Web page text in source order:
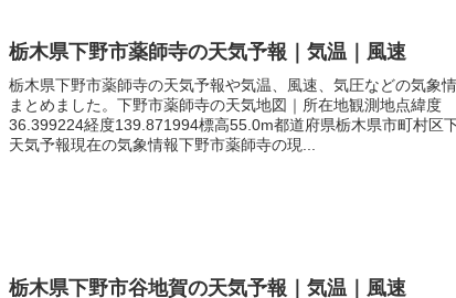
栃木県下野市薬師寺の天気予報｜気温｜風速
栃木県下野市薬師寺の天気予報や気温、風速、気圧などの気象
まとめました。下野市薬師寺の天気地図｜所在地観測地点緯度
36.399224経度139.871994標高55.0m都道府県栃木県市町村区
天気予報現在の気象情報下野市薬師寺の現...
栃木県下野市谷地賀の天気予報｜気温｜風速